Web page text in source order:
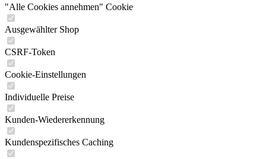
"Alle Cookies annehmen" Cookie
Ausgewählter Shop
CSRF-Token
Cookie-Einstellungen
Individuelle Preise
Kunden-Wiedererkennung
Kundenspezifisches Caching